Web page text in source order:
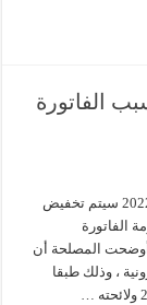
الفاتورة
أكدت مصلحة الضرائب المصرية أنه بدءًا من ١ ديسمبر 2022 سيتم تخفيض
الفاتورة
وأوضحت المصلحة أن
، وذلك طبقا